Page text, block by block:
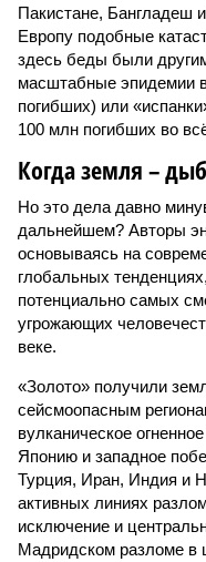
Пакистане, Бангладеш
Европу подобные
здесь беды были
масштабные эпидемии
погибших) или
100 млн погибших во
Когда земля –
Но это дела давно
дальнейшем? Авторы
основываясь на
глобальных
потенциально самых
угрожающих
веке.
«Золото» получили
сейсмоопасным
вулканическое
Японию и западное
Турция, Иран, Индия и
активных линиях
исключение и
Мадридском разломе в